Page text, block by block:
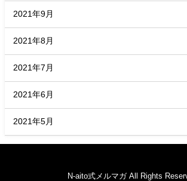
2021年9月
2021年8月
2021年7月
2021年6月
2021年5月
N-aito式メルマガ All Rights